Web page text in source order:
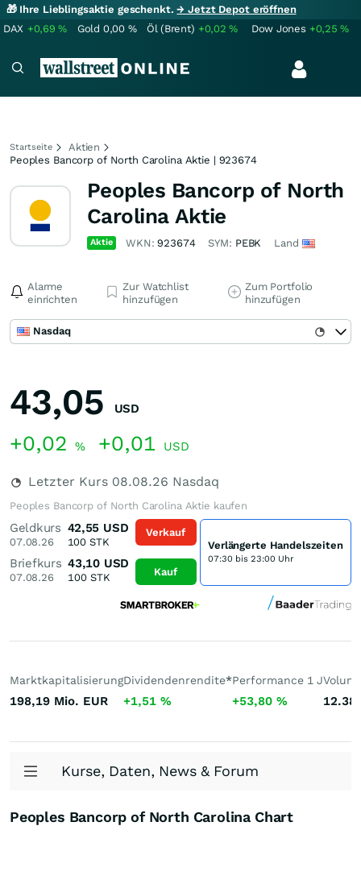
🎁 Ihre Lieblingsaktie geschenkt.→ Jetzt Depot eröffnen
DAX +0,69% Gold 0,00 % Öl (Brent) +0,02% Dow Jones +0,25%
Startseite
Aktien
Peoples Bancorp of North Carolina Aktie | 923674
Peoples Bancorp of North
Carolina Aktie
Aktie WKN:923674 SYM: PEBK Land
Alarme
einrichten
Zur Watchlist
hinzufügen
Zum Portfolio
hinzufügen
Nasdaq
43,05 USD
+0,02 % +0,01 USD
Letzter Kurs 08.08.26 Nasdaq
Peoples Bancorp of North Carolina Aktie kaufen
Geldkurs
07.08.26
42,55 USD
100 STK
Briefkurs
07.08.26
43,10 USD
100STK
Verkauf
Kauf
Verlängerte Handelszeiten
07:30 bis 23:00 Uhr
Marktkapitalisierung
198,19 Mio. EUR
Dividendenrendite*
+1,51 %
Performance 1 J
+53,80 %
Kurse, Daten, News & Forum
Peoples Bancorp of North Carolina Chart